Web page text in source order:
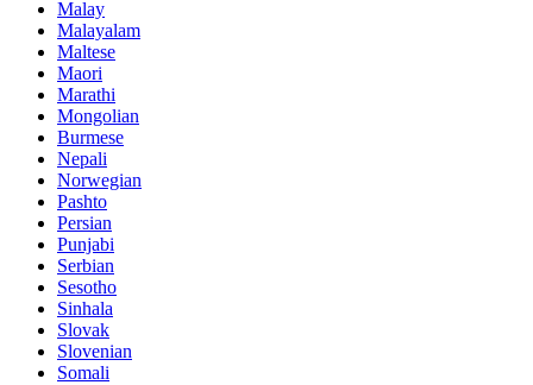
Malay
Malayalam
Maltese
Maori
Marathi
Mongolian
Burmese
Nepali
Norwegian
Pashto
Persian
Punjabi
Serbian
Sesotho
Sinhala
Slovak
Slovenian
Somali